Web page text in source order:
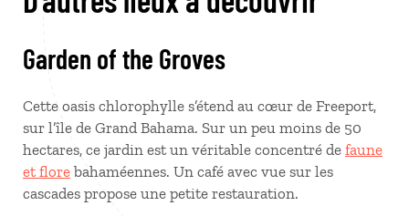
Garden of the Groves
Cette oasis chlorophylle s’étend au cœur de Freeport,
sur l’île de Grand Bahama. Sur un peu moins de 50
hectares, ce jardin est un véritable concentré de faune
et flore bahaméennes. Un café avec vue sur les
cascades propose une petite restauration.